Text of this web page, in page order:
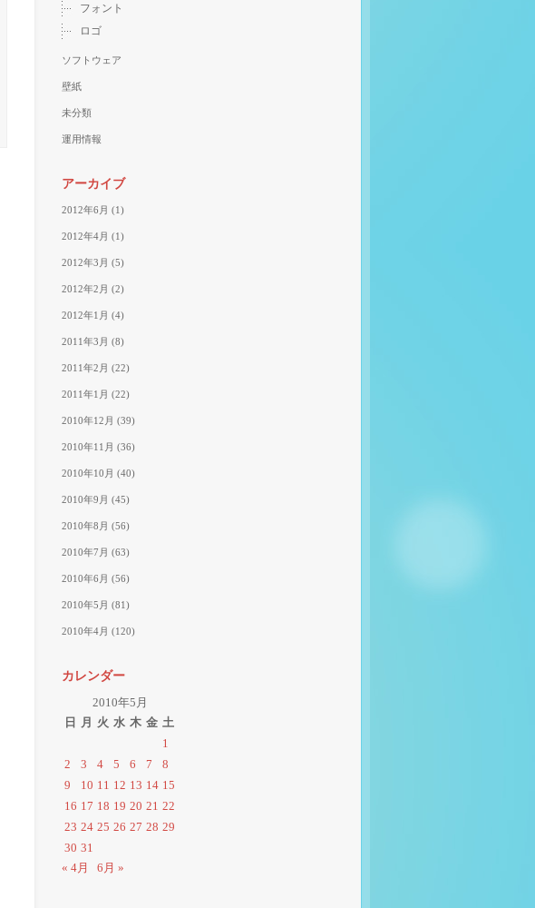
フォント
ロゴ
ソフトウェア
壁紙
未分類
運用情報
アーカイブ
2012年6月 (1)
2012年4月 (1)
2012年3月 (5)
2012年2月 (2)
2012年1月 (4)
2011年3月 (8)
2011年2月 (22)
2011年1月 (22)
2010年12月 (39)
2010年11月 (36)
2010年10月 (40)
2010年9月 (45)
2010年8月 (56)
2010年7月 (63)
2010年6月 (56)
2010年5月 (81)
2010年4月 (120)
カレンダー
2010年5月
日
月 火 水 木 金 土
1
2
3 4 5 6 7
8
9
10 11 12 13 14 15
16 17 18 19 20 21 22
23 24 25 26 27 28 29
30 31
« 4月
6月 »